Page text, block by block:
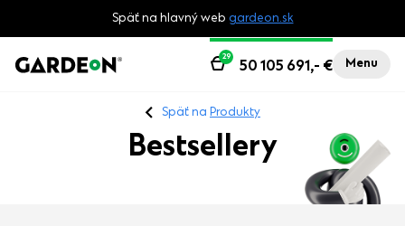
Späť na hlavný web gardeon.sk
Menu
50 105 691,- €
29
Späť na Produkty
Bestsellery